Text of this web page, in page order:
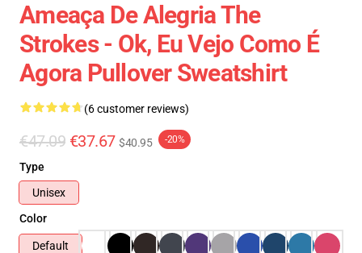
Ameaça De Alegria The
Strokes - Ok, Eu Vejo Como É
Agora Pullover Sweatshirt
(6 customer reviews)
€47.09 €37.67 $40.95 -20%
Type
Unisex
Color
Default